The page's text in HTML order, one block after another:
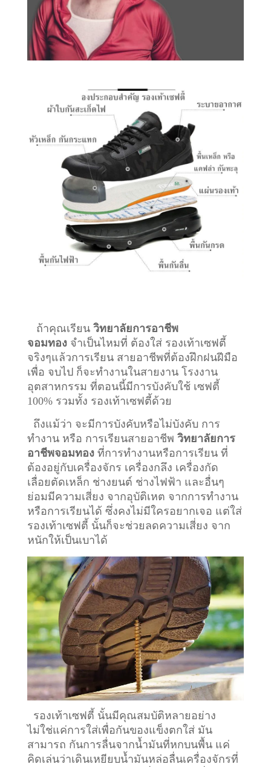
ถ้าคุณเรียน วิทยาลัยการอาชีพ
จอมทองจำเป็นไหมที่ ต้องใส่ รองเท้าเซฟตี้
จริงๆแล้วการเรียน สายอาชีพที่ต้องฝึกฝนฝีมือ
เพื่อ จบไป ก็จะทำงานในสายงาน โรงงาน
อุตสาหกรรม ที่ตอนนี้มีการบังคับใช้ เซฟตี้
100% รวมทั้ง รองเท้าเซฟตี้ด้วย
ถึงแม้ว่า จะมีการบังคับหรือไม่บังคับ การ
ทำงาน หรือ การเรียนสายอาชีพ วิทยาลัยการ
อาชีพจอมทองที่การทำงานหรือการเรียน ที่
ต้องอยู่กับเครื่องจักร เครื่องกลึง เครื่องกัด
เลื่อยตัดเหล็ก ช่างยนต์ ช่างไฟฟ้า และอื่นๆ
ย่อมมีความเสี่ยง จากอุบัติเหต จากการทำงาน
หรือการเรียนได้ ซึ่งคงไม่มีใครอยากเจอ แต่ใส่
รองเท้าเซฟตี้ นั้นก็จะช่วยลดความเสี่ยง จาก
หนักให้เป็นเบาได้
รองเท้าเซฟตี้ นั้นมีคุณสมบัติหลายอย่าง
ไม่ใช่แค่การใส่เพื่อกันของแข็งตกใส่ มัน
สามารถ กันการลื่นจากน้ำมันที่หกบนพื้น แค่
คิดเล่นว่าเดินเหยียบน้ำมันหล่อลื่นเครื่องจักรที่